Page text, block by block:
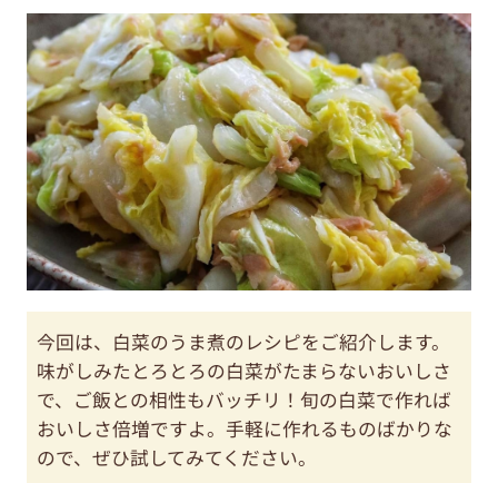
今回は、白菜のうま煮のレシピをご紹介します。
味がしみたとろとろの白菜がたまらないおいしさ
で、ご飯との相性もバッチリ！旬の白菜で作れば
おいしさ倍増ですよ。手軽に作れるものばかりな
ので、ぜひ試してみてください。